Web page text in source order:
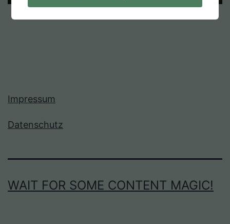
Impressum
Datenschutz
WAIT FOR SOME CONTENT MAGIC!